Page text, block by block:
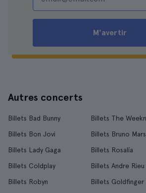
M'avertir
Autres concerts
Billets Bad Bunny
Billets The
Billets Bon Jovi
Billets Bruno Mars
Billets Lady Gaga
Billets Rosalía
Billets Coldplay
Billets Andre Rieu
Billets Robyn
Billets Goldfinger